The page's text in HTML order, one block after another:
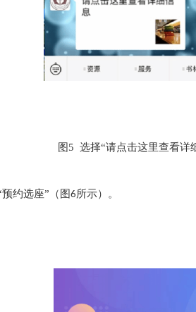
图5 选择“请点击这里查看详
预约选座”（图6 所示）。